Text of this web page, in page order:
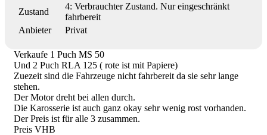
Zustand
4: Verbrauchter Zustand. Nur eingeschränkt
fahrbereit
Anbieter
Privat
Verkaufe 1 Puch MS 50
Und 2 Puch RLA 125 ( rote ist mit Papiere)
Zuezeit sind die Fahrzeuge nicht fahrbereit da sie sehr lange
stehen.
Der Motor dreht bei allen durch.
Die Karosserie ist auch ganz okay sehr wenig rost vorhanden.
Der Preis ist für alle 3 zusammen.
Preis VHB